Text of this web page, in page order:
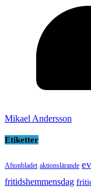
Mikael Andersson
Etiketter
Aftonbladet aktionslärande
fritidshemmensdag